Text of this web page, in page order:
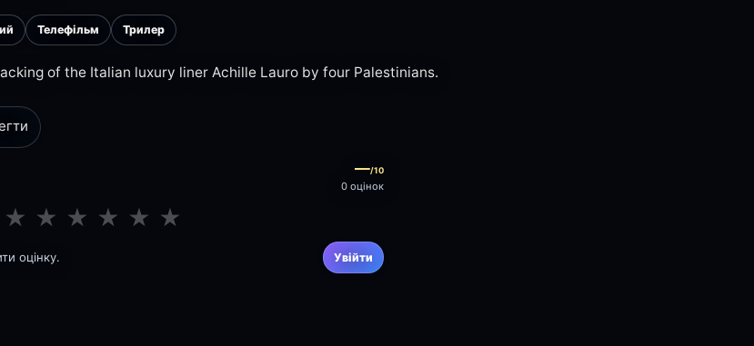
Телефільм Трилер
of the Italian luxury liner Achille Lauro by four Palestinians.
—/10
0 оцінок
★ ★ ★ ★ ★ ★
оцінку. Увійти